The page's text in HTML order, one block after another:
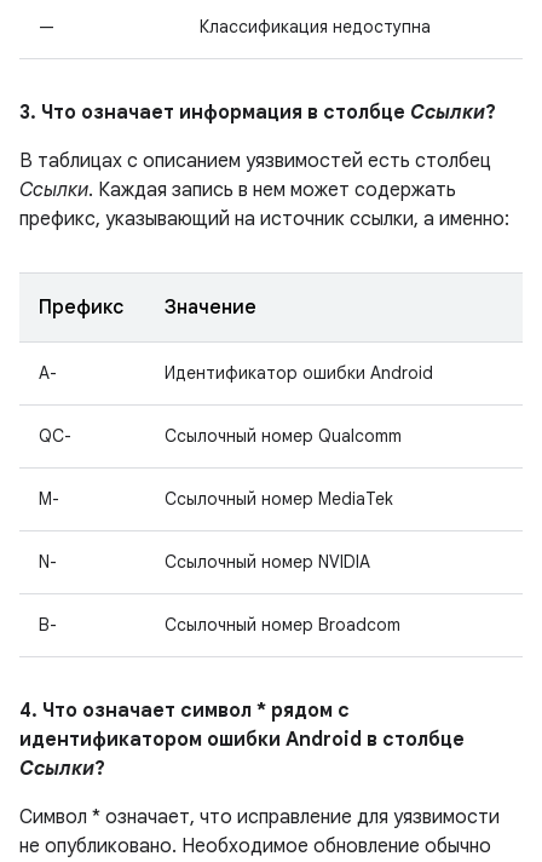
— Классификация недоступна
3. Что означает информация в столбце Ссылки?
В таблицах с описанием уязвимостей есть столбец
Ссылки. Каждая запись в нем может содержать
префикс, указывающий на источник ссылки, а именно:
Префикс Значение
A- Идентификатор ошибки Android
QC- Ссылочный номер Qualcomm
M- Ссылочный номер MediaTek
N- Ссылочный номер NVIDIA
B- Ссылочный номер Broadcom
4. Что означает символ * рядом с
идентификатором ошибки Android в столбце
Ссылки?
Символ * означает, что исправление для уязвимости
не опубликовано. Необходимое обновление обычно